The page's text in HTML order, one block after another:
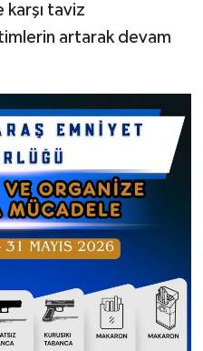
taviz
artarak devam